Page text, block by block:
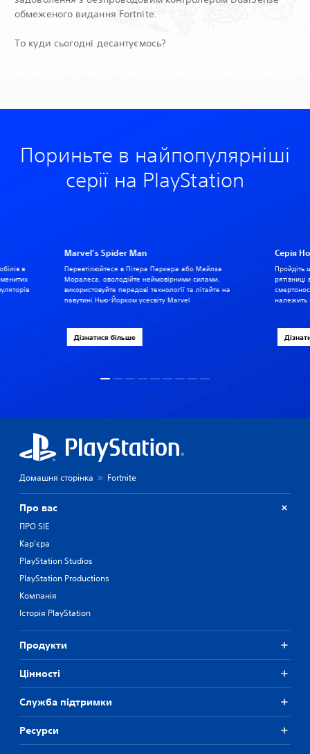
обмеженого видання Fortnite.
То куди сьогодні десантуємось?
Пориньте в найпопулярніші
серії на PlayStation
Marvel’s Spider Man
Перевтілюйтеся в Пітера Паркера або Майлза
Моралеса, оволодійте неймовірними силами,
використовуйте передові технології та літайте на
павутині Нью-Йорком усесвіту Marvel
Дізнатися більше
Серія
Пройдіть
належить
в
Домашня сторінка Fortnite
Про вас
ПРО SIE
Кар'єра
PlayStation Studios
PlayStation Productions
Компанія
Історія PlayStation
Продукти
Цiнностi
Служба підтримки
Ресурси